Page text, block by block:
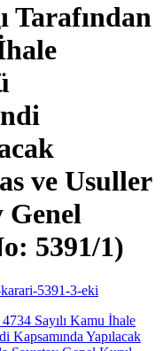
Tarafından
ve Usuller
Genel
5391/1)
5391-3-eki
4734 Sayılı Kamu İhale
Yapılacak